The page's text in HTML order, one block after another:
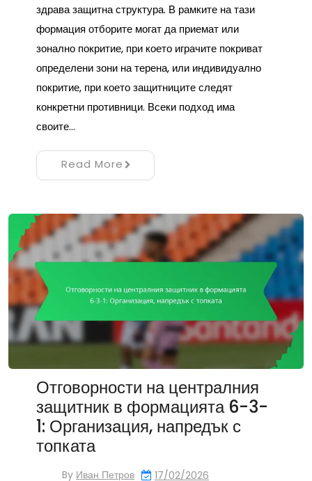
здрава защитна структура. В рамките на тази
формация отборите могат да приемат или
зонално покритие, при което играчите покриват
определени зони на терена, или индивидуално
покритие, при което защитниците следят
конкретни противници. Всеки подход има
своите…
Read More
Отговорности на централния
защитник в формацията 6-3-
1: Организация, напредък с
топката
By Иван Петров 17/02/2026